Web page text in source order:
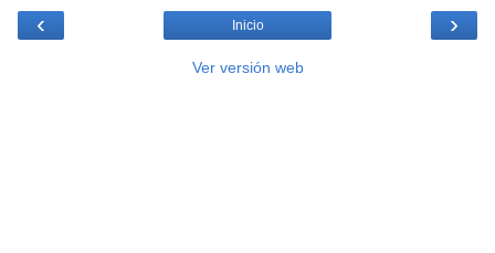
‹ ›
Inicio
Ver versión web